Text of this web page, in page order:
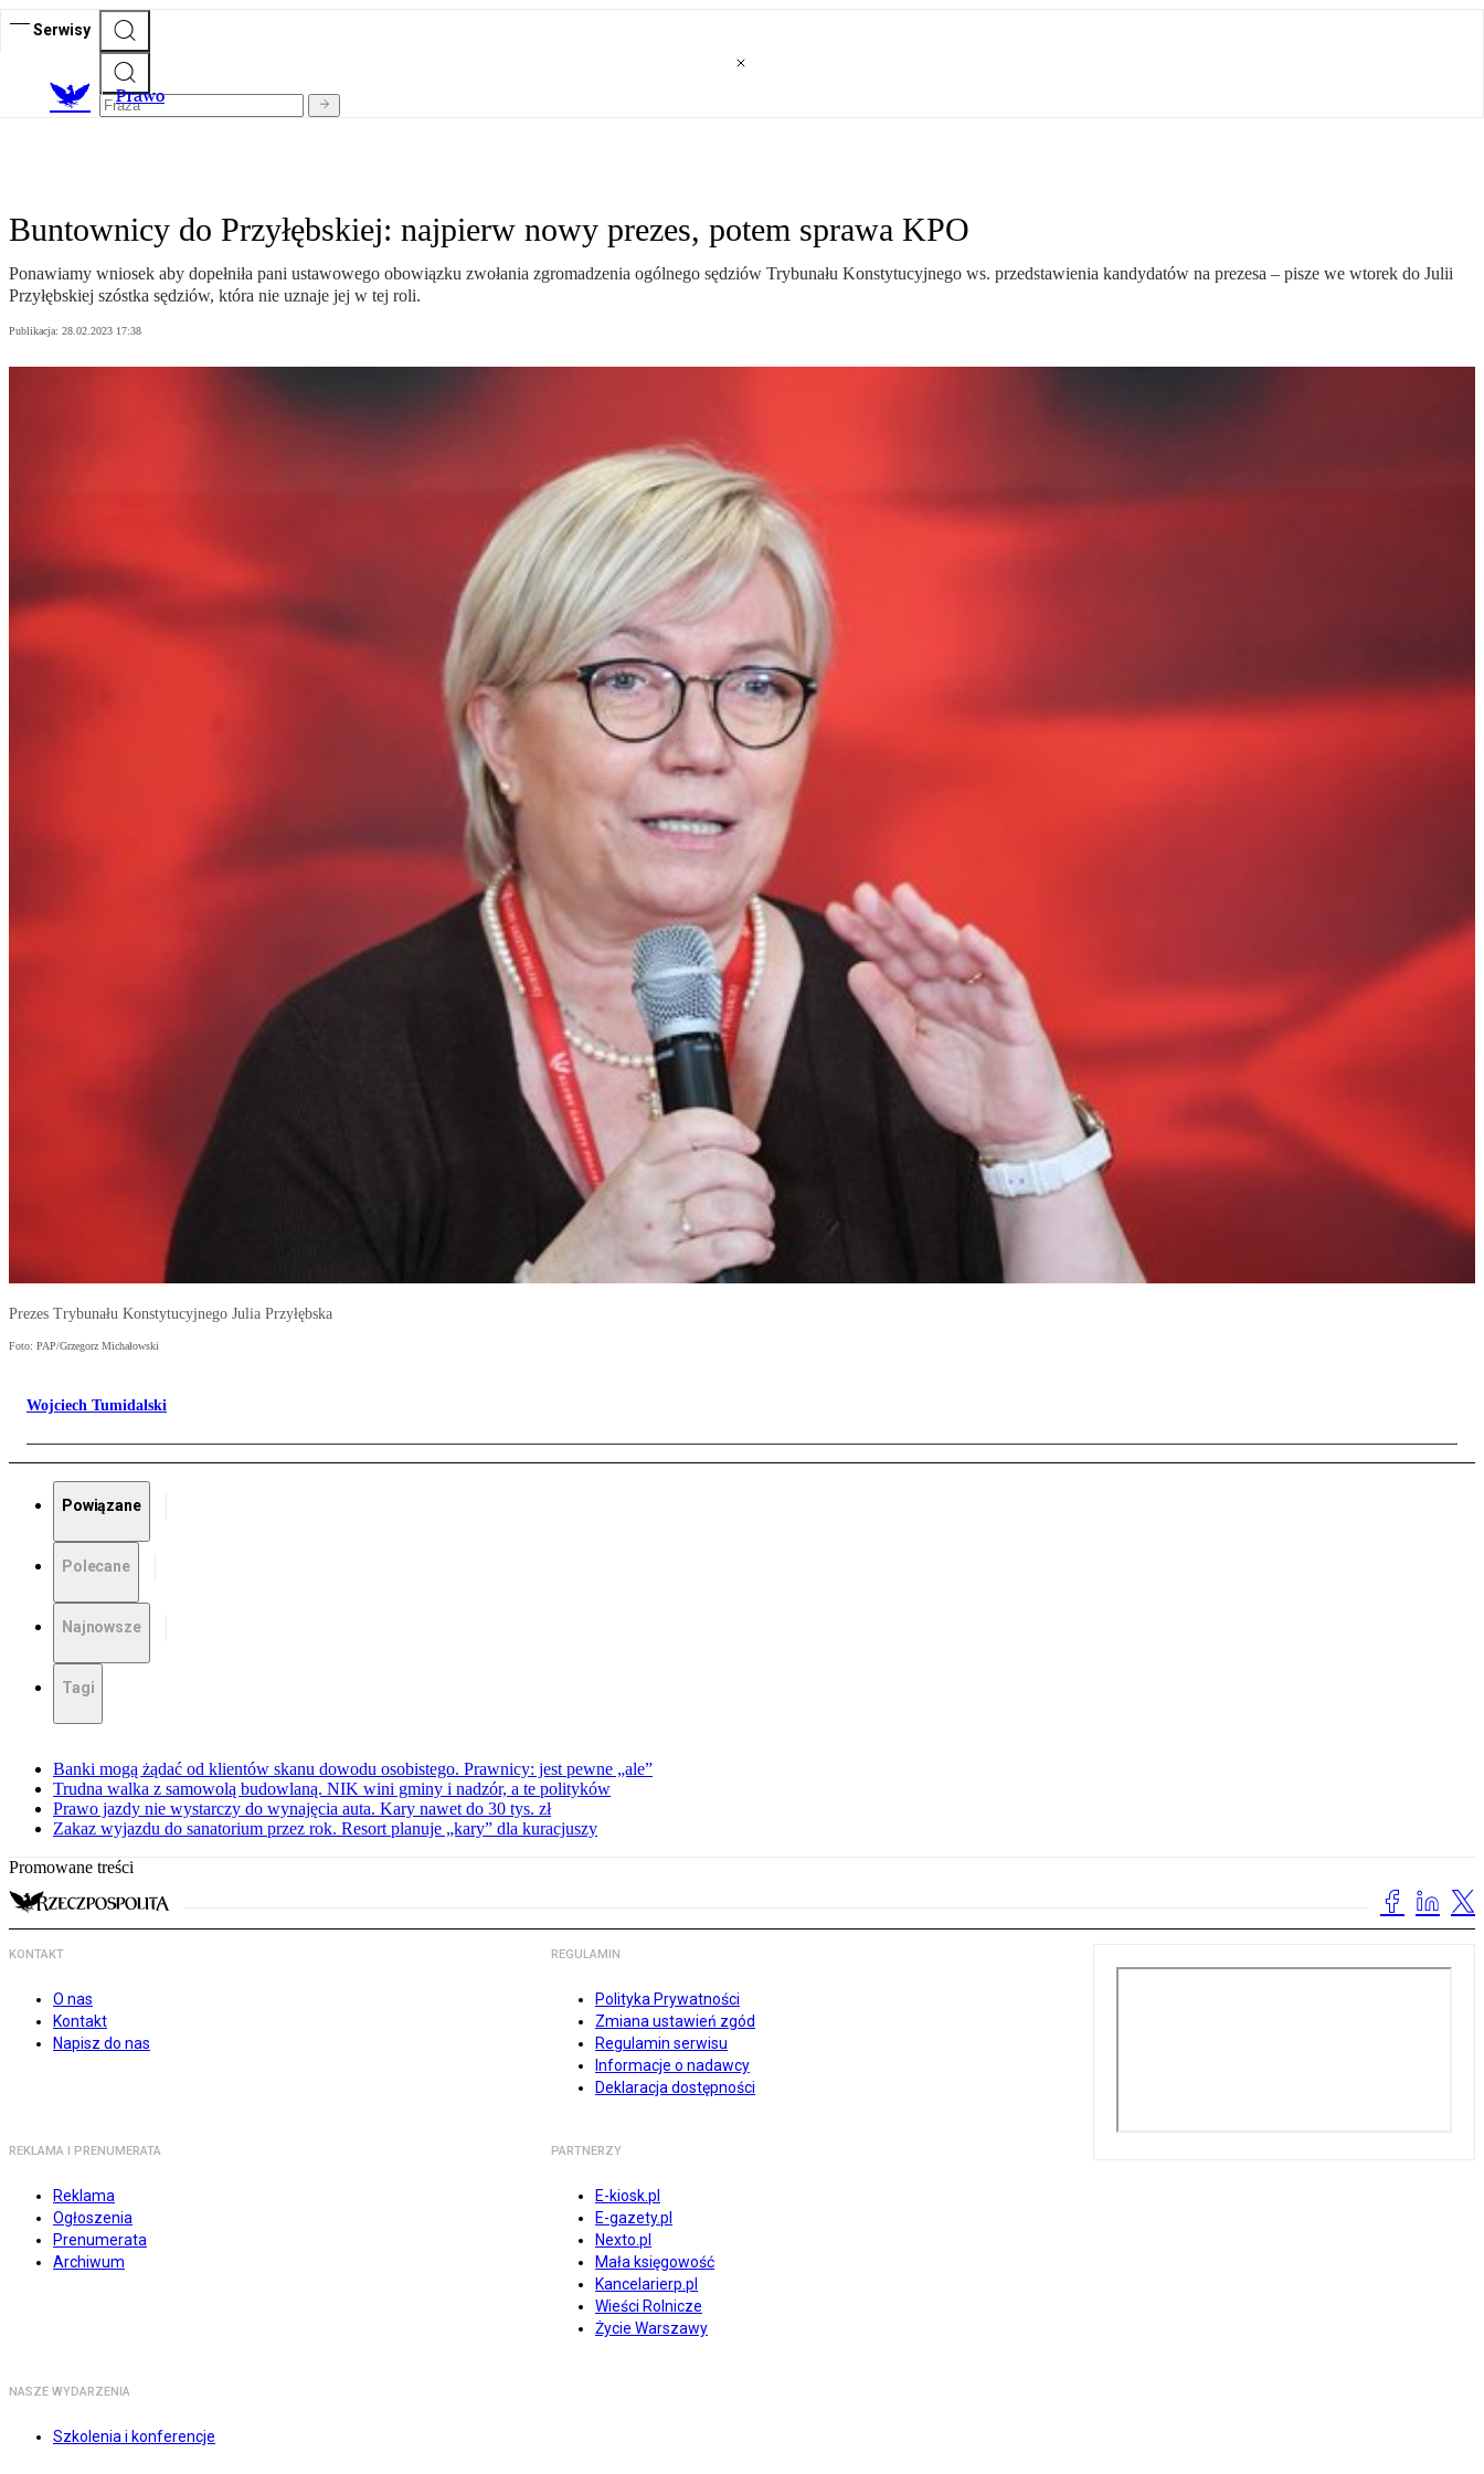
Serwisy
Prawo
Buntownicy do Przyłębskiej: najpierw nowy prezes, potem sprawa KPO
Ponawiamy wniosek aby dopełniła pani ustawowego obowiązku zwołania zgromadzenia ogólnego sędziów Trybunału Konstytucyjnego ws. przedstawienia kandydatów na prezesa – pisze we wtorek do Julii
Przyłębskiej szóstka sędziów, która nie uznaje jej w tej roli.
Publikacja: 28.02.2023 17:38
Prezes Trybunału Konstytucyjnego Julia Przyłębska
Foto: PAP/Grzegorz Michałowski
Wojciech Tumidalski
Powiązane
Polecane
Najnowsze
Tagi
Banki mogą żądać od klientów skanu dowodu osobistego. Prawnicy: jest pewne „ale”
Trudna walka z samowolą budowlaną. NIK wini gminy i nadzór, a te polityków
Prawo jazdy nie wystarczy do wynajęcia auta. Kary nawet do 30 tys. zł
Zakaz wyjazdu do sanatorium przez rok. Resort planuje „kary” dla kuracjuszy
Promowane treści
KONTAKT
O nas
Kontakt
Napisz do nas
REGULAMIN
Polityka Prywatności
Zmiana ustawień zgód
Regulamin serwisu
Informacje o nadawcy
Deklaracja dostępności
REKLAMA I PRENUMERATA
Reklama
Ogłoszenia
Prenumerata
Archiwum
PARTNERZY
E-kiosk.pl
E-gazety.pl
Nexto.pl
Mała księgowość
Kancelarierp.pl
Wieści Rolnicze
Życie Warszawy
NASZE WYDARZENIA
Szkolenia i konferencje